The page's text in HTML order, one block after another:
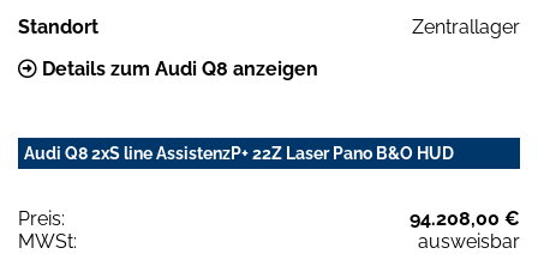
Standort
Zentrallager
Details zum Audi Q8 anzeigen
Audi Q8 2xS line AssistenzP+ 22Z Laser Pano B&O HUD
Preis:
94.208,00 €
MWSt:
ausweisbar